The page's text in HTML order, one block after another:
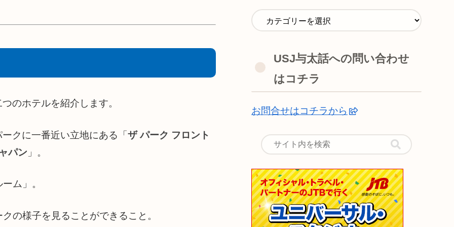
のホテルを紹介します。
クに一番近い立地にある「ザ パーク フロント
パン 」。
ム」。
の様子を見ることができること。
USJ与太話への問い合わせ
はコチラ
お問合せはコチラから